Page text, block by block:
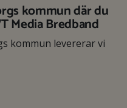
kommun där du
Media Bredband
kommun levererar vi